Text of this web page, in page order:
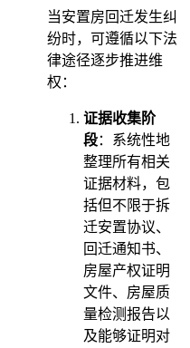
当安置房回迁发生纠
纷时，可遵循以下法
律途径逐步推进维
权：
证据收集阶
段：系统性地
整理所有相关
证据材料，包
括但不限于拆
迁安置协议、
回迁通知书、
房屋产权证明
文件、房屋质
量检测报告以
及能够证明对